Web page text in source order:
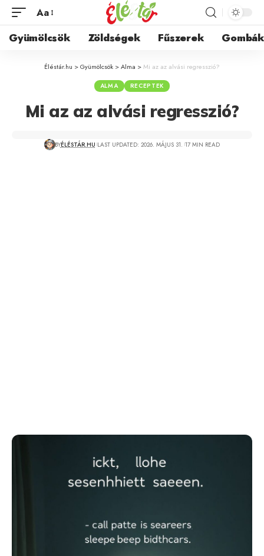
Aa
Gyümölcsök Zöldségek Fűszerek Gombák
Éléstár.hu >Gyümölcsök >Alma >Mi az az alvási regresszió?
ALMA RECEPTEK
Mi az az alvási regresszió?
BYÉLÉSTÁR.HU LAST UPDATED: 2026. MÁJUS 31. 17 MIN READ